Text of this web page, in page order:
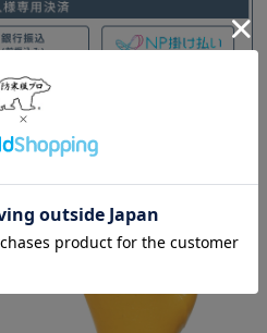
んな商品も見ていま